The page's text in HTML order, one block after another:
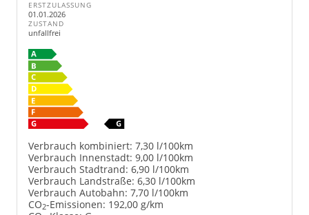
ERSTZULASSUNG
01.01.2026
ZUSTAND
unfallfrei
Verbrauch kombiniert: 7,30 l/100km
Verbrauch Innenstadt: 9,00 l/100km
Verbrauch Stadtrand: 6,90 l/100km
Verbrauch Landstraße: 6,30 l/100km
Verbrauch Autobahn: 7,70 l/100km
CO2-Emissionen: 192,00 g/km